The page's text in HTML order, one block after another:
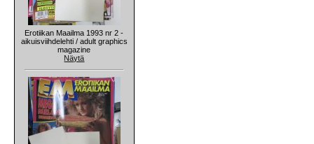
Erotiikan Maailma 1993 nr 2 -
aikuisviihdelehti / adult graphics
magazine
Näytä